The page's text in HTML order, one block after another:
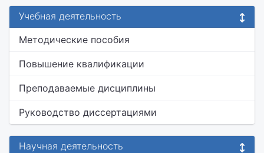
Учебная деятельность
Методические пособия
Повышение квалификации
Преподаваемые дисциплины
Руководство диссертациями
Научная деятельность